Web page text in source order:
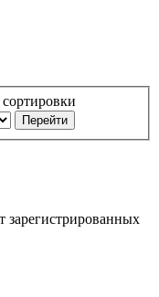
зарегистрированных